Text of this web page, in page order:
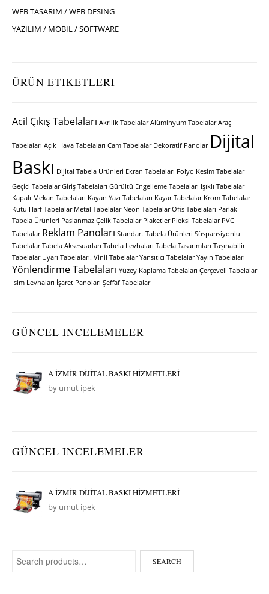
WEB TASARIM / WEB DESING
YAZILIM / MOBIL / SOFTWARE
ÜRÜN ETIKETLERI
Acil Çıkış Tabelaları Akrilik Tabelalar Alüminyum Tabelalar Araç
Tabelaları Açık Hava Tabelaları Cam Tabelalar Dekoratif Panolar Dijital
Baskı Dijital Tabela Ürünleri Ekran Tabelaları Folyo Kesim Tabelalar
Geçici Tabelalar Giriş Tabelaları Gürültü Engelleme Tabelaları Işıklı Tabelalar
Kapalı Mekan Tabelaları Kayan Yazı Tabelaları Kayar Tabelalar Krom Tabelalar
Kutu Harf Tabelalar Metal Tabelalar Neon Tabelalar Ofis Tabelaları Parlak
Tabela Ürünleri Paslanmaz Çelik Tabelalar Plaketler Pleksi Tabelalar PVC
Tabelalar Reklam Panoları Standart Tabela Ürünleri Süspansiyonlu
Tabelalar Tabela Aksesuarları Tabela Levhaları Tabela Tasarımları Taşınabilir
Tabelalar Uyarı Tabelaları. Vinil Tabelalar Yansıtıcı Tabelalar Yayın Tabelaları
Yönlendirme Tabelaları Yüzey Kaplama Tabelaları Çerçeveli Tabelalar
İsim Levhaları İşaret Panoları Şeffaf Tabelalar
GÜNCEL INCELEMELER
A İZMİR DİJİTAL BASKI HİZMETLERİ
by umut ipek
GÜNCEL INCELEMELER
A İZMİR DİJİTAL BASKI HİZMETLERİ
by umut ipek
Search for: SEARCH